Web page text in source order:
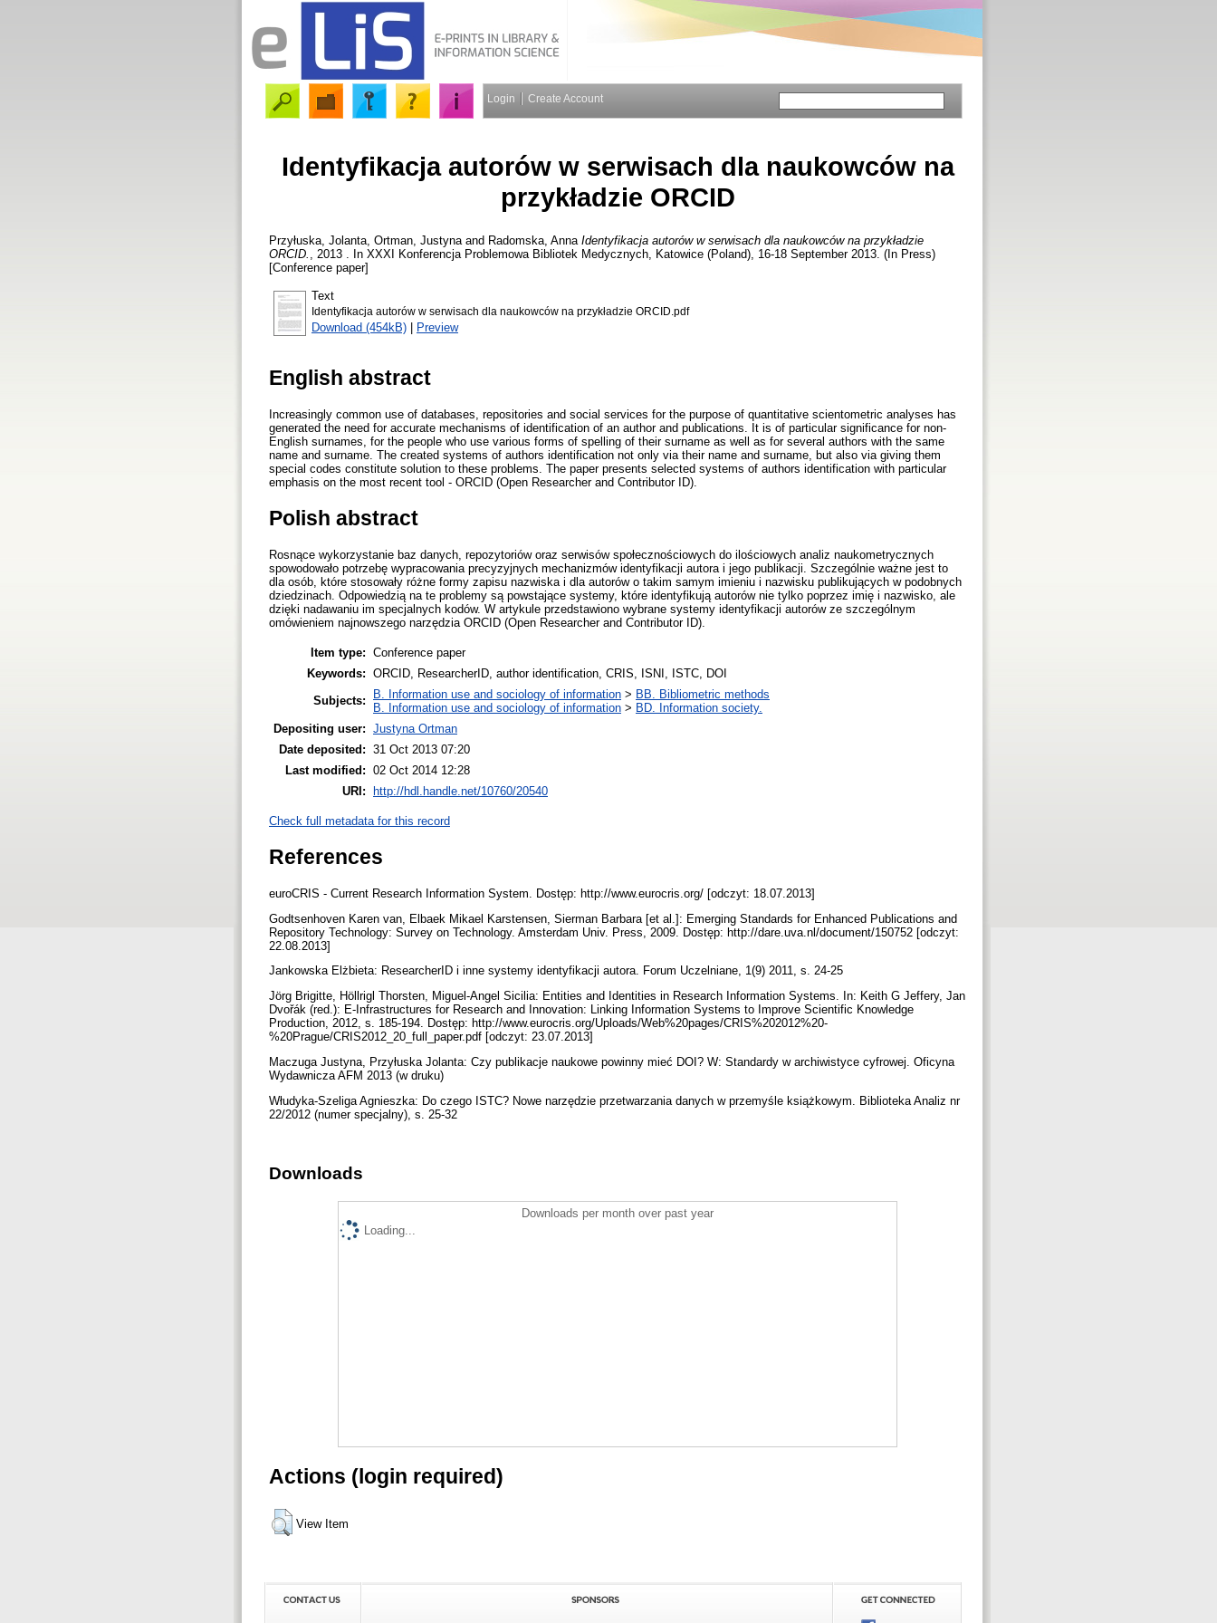
Login Create Account
Identyfikacja autorów w serwisach dla naukowców na
przykładzie ORCID
Przyłuska, Jolanta Ortman, Justyna and Radomska, Anna Identyfikacja autorów w serwisach dla naukowców na przykładzie
ORCID.
, 2013 . In XXXI Konferencja Problemowa Bibliotek Medycznych, Katowice (Poland), 16-18 September 2013. (In Press)
[Conference paper]
Text
Identyfikacja autorów w serwisach dla naukowców na przykładzie ORCID.pdf
Download (454kB) | Preview
English abstract
Increasingly common use of databases, repositories and social services for the purpose of quantitative scientometric analyses has
generated the need for accurate mechanisms of identification of an author and publications. It is of particular significance for non-
English surnames, for the people who use various forms of spelling of their surname as well as for several authors with the same
name and surname. The created systems of authors identification not only via their name and surname, but also via giving them
special codes constitute solution to these problems. The paper presents selected systems of authors identification with particular
emphasis on the most recent tool - ORCID (Open Researcher and Contributor ID).
Polish abstract
Rosnące wykorzystanie baz danych, repozytoriów oraz serwisów społecznościowych do ilościowych analiz naukometrycznych
spowodowało potrzebę wypracowania precyzyjnych mechanizmów identyfikacji autora i jego publikacji. Szczególnie ważne jest to
dla osób, które stosowały różne formy zapisu nazwiska i dla autorów o takim samym imieniu i nazwisku publikujących w podobnych
dziedzinach. Odpowiedzią na te problemy są powstające systemy, które identyfikują autorów nie tylko poprzez imię i nazwisko, ale
dzięki nadawaniu im specjalnych kodów. W artykule przedstawiono wybrane systemy identyfikacji autorów ze szczególnym
omówieniem najnowszego narzędzia ORCID (Open Researcher and Contributor ID).
Item type: Conference paper
Keywords: ORCID, ResearcherID, author identification, CRIS, ISNI, ISTC, DOI
Subjects:
B. Information use and sociology of information > BB. Bibliometric methods
B. Information use and sociology of information > BD. Information society.
Depositing user: Justyna Ortman
Date deposited: 31 Oct 2013 07:20
Last modified: 02 Oct 2014 12:28
URI:
http://hdl.handle.net/10760/20540
Check full metadata for this record
References
euroCRIS - Current Research Information System. Dostęp: http://www.eurocris.org/ [odczyt: 18.07.2013]
Godtsenhoven Karen van, Elbaek Mikael Karstensen, Sierman Barbara [et al.]: Emerging Standards for Enhanced Publications and
Repository Technology: Survey on Technology. Amsterdam Univ. Press, 2009. Dostęp: http://dare.uva.nl/document/150752 [odczyt:
22.08.2013]
Jankowska Elżbieta: ResearcherID i inne systemy identyfikacji autora. Forum Uczelniane, 1(9) 2011, s. 24-25
Jörg Brigitte, Höllrigl Thorsten, Miguel-Angel Sicilia: Entities and Identities in Research Information Systems. In: Keith G Jeffery, Jan
Dvořák (red.): E-Infrastructures for Research and Innovation: Linking Information Systems to Improve Scientific Knowledge
Production, 2012, s. 185-194. Dostęp: http://www.eurocris.org/Uploads/Web%20pages/CRIS%202012%20-
%20Prague/CRIS2012_20_full_paper.pdf [odczyt: 23.07.2013]
Maczuga Justyna, Przyłuska Jolanta: Czy publikacje naukowe powinny mieć DOI? W: Standardy w archiwistyce cyfrowej. Oficyna
Wydawnicza AFM 2013 (w druku)
Włudyka-Szeliga Agnieszka: Do czego ISTC? Nowe narzędzie przetwarzania danych w przemyśle książkowym. Biblioteka Analiz nr
22/2012 (numer specjalny), s. 25-32
Downloads
Downloads per month over past year
Loading...
Actions (login required)
View Item